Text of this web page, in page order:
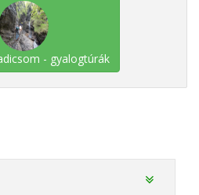
- gyalogtúrák